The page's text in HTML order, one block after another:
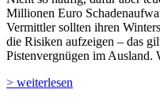
Millionen Euro
Vermittler sollten ihren
die Risiken aufzeigen – das
Pistenvergnügen im Ausland.
> weiterlesen